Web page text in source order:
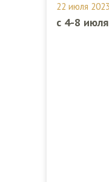
22 июля 2023